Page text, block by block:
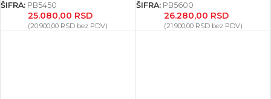
ŠIFRA: PB5450
25.080,00 RSD
(20.900,00 RSD bez PDV)
ŠIFRA: PB5600
26.280,00 RSD
(21.900,00 RSDbez PDV)